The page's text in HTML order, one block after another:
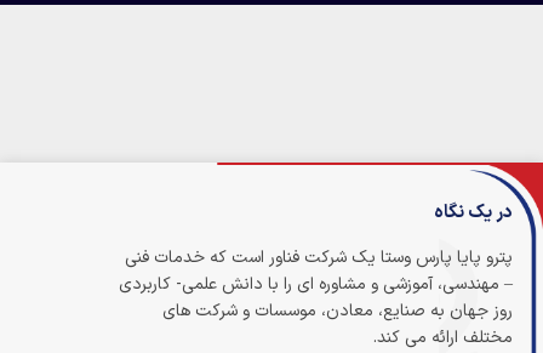
در یک نگاه
پترو پایا پارس وستا یک شرکت فناور است که خدمات فنی
– مهندسی، آموزشی و مشاوره ای را با دانش علمی- کاربردی
روز جهان به صنایع، معادن، موسسات و شرکت های
مختلف ارائه می کند.